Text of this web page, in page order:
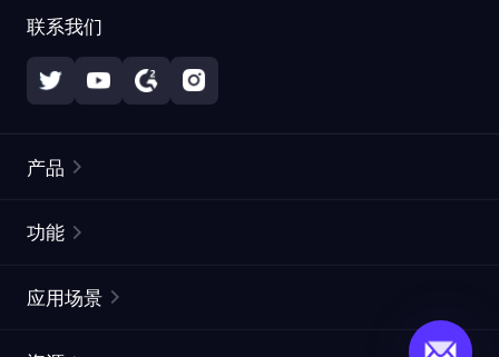
联系我们
产品
静态住宅代理
功能
应用场景